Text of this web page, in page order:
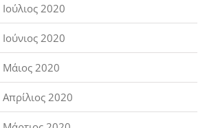
Ιούλιος 2020
Ιούνιος 2020
Μάιος 2020
Απρίλιος 2020